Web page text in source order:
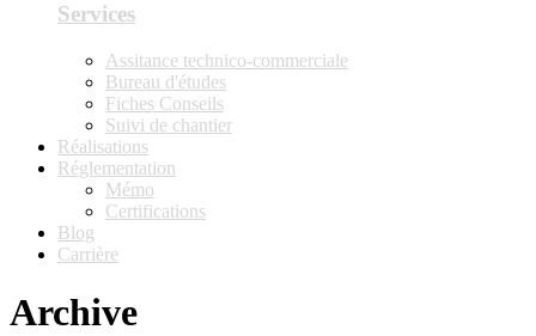
Services
Assitance technico-commerciale
Bureau d'études
Fiches Conseils
Suivi de chantier
Réalisations
Réglementation
Mémo
Certifications
Blog
Carrière
Archive